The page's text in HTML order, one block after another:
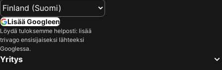
Lisää Googleen
Löydä tuloksemme helposti: lisää
trivago ensisijaiseksi lähteeksi
Googlessa.
Yritys